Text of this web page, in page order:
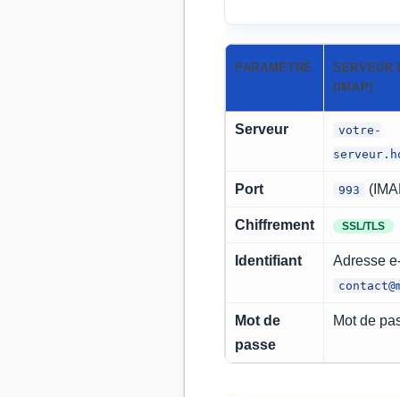
PARAMÈTRE
SERVEUR
(IMAP)
Serveur
votre-
Port 993
Chiffrement SSL/TLS
Identifiant Adresse
Mot de
passe
Mot de